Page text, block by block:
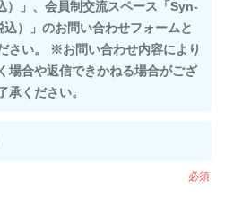
）」、会員制交流スペース「Syn-
）」のお問い合わせフォームと
さい。 ※お問い合わせ内容により
場合や返信できかねる場合がござ
承ください。
必須